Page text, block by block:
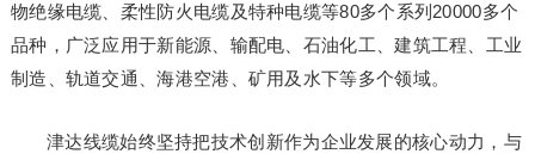
物绝缘电缆、柔性防火电缆及特种电缆等80多个系列20000多个
品种，广泛应用于新能源、输配电、石油化工、建筑工程、工业
制造、轨道交通、海港空港、矿用及水下等多个领域。
津达线缆始终坚持把技术创新作为企业发展的核心动力，与